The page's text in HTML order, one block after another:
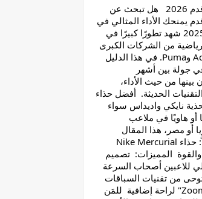
أفضل حذاء كرة قدم 2026 هل تبحث عن
يمنحك الأداء المثالي في
المباريات؟ عام 2025 شهد تطورًا كبيرًا في
من الشركات الكبرى
مثل Nike وAdidas وPuma. في هذا الدليل
جولة بين أشهر
بينها من حيث الأداء،
الحديثة. أفضل حذاء
قدم 2026 أحذية نايكي واديداس سواء
أو هاويًا في ملاعب
أو مصر، هذا المقال
مخصص لك. أولاً: حذاء Nike Mercurial
والقوة المميزات: تصميم
للاعبين أصحاب السرعة
من تقنيات السباقات
تكنولوجيا "Zoom Air" لراحة إضافية للمَن